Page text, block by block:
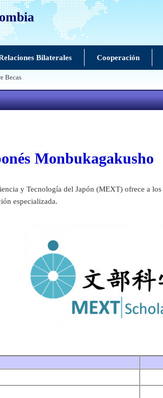
Bilaterales Cooperación
Becas
Monbukagakusho
y Tecnología del Japón (MEXT) ofrece a los
especializada.